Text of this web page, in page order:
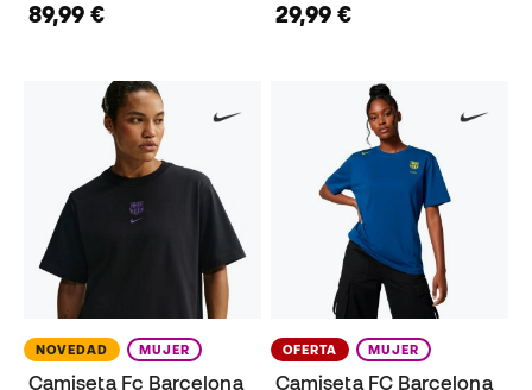
89,99 € 29,99 €
NOVEDAD MUJER
Camiseta Fc Barcelona
OFERTA MUJER
Camiseta FC Barcelona